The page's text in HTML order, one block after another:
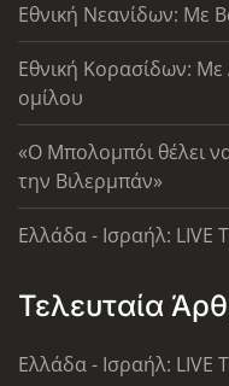
Εθνική Νεανίδων: Με
Εθνική Κορασίδων: Με
ομίλου
«Ο Μπολομπόι θέλει
την Βιλερμπάν»
Ελλάδα - Ισραήλ: LIVE
Τελευταία
Ελλάδα - Ισραήλ: LIVE